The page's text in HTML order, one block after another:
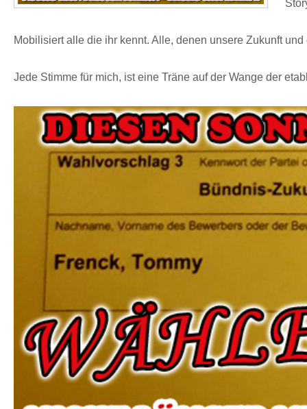
Mobilisiert alle die ihr kennt. Alle, denen unsere Zukunft
Jede Stimme für mich, ist eine Träne auf der Wange der